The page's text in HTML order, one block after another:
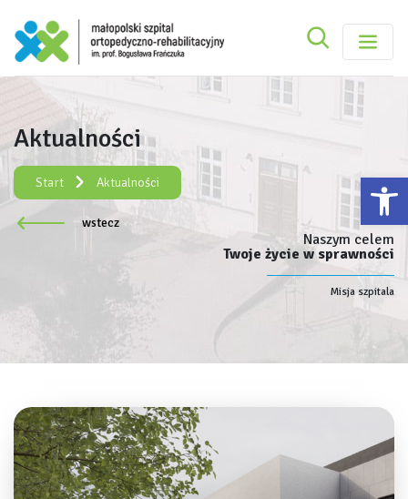
Małopolski Szpital Ortopedyczno-Szukaj
Szukaj
Aktualności
Start Aktualności
wstecz
Naszym celem
Twoje życie w sprawności
Misja szpitala